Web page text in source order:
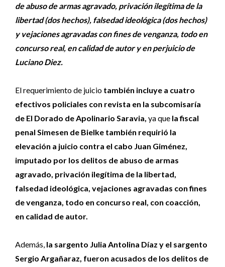
de abuso de armas agravado, privación ilegítima de la
libertad (dos hechos), falsedad ideológica (dos hechos)
y vejaciones agravadas con fines de venganza, todo en
concurso real, en calidad de autor y en perjuicio de
Luciano Diez.
El requerimiento de juicio también incluye a cuatro
efectivos policiales con revista en la subcomisaría
de El Dorado de Apolinario Saravia, ya que la fiscal
penal Simesen de Bielke también requirió la
elevación a juicio contra el cabo Juan Giménez,
imputado por los delitos de abuso de armas
agravado, privación ilegítima de la libertad,
falsedad ideológica, vejaciones agravadas con fines
de venganza, todo en concurso real, con coacción,
en calidad de autor.
Además, la sargento Julia Antolina Díaz y el sargento
Sergio Argañaraz, fueron acusados de los delitos de